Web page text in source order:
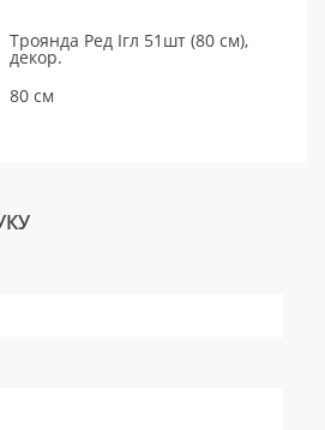
Троянда Ред Ігл 51шт (80 см),
декор.
80 см